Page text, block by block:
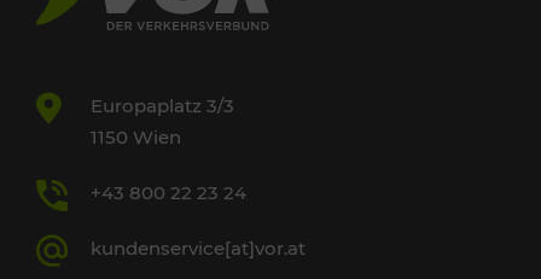
Europaplatz 3/3
1150 Wien
+43 800 22 23 24
kundenservice[at]vor.at